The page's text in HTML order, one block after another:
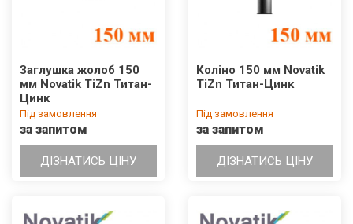
Заглушка жолоб 150
мм Novatik TiZn Титан-
Цинк
Під замовлення
за запитом
ДІЗНАТИСЬ ЦІНУ
Коліно 150 мм Novatik
TiZn Титан-Цинк
Під замовлення
за запитом
ДІЗНАТИСЬ ЦІНУ